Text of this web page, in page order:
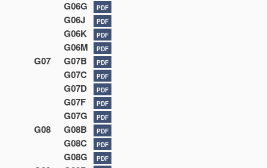
G06G PDF
G06J PDF
G06K PDF
G06M PDF
G07 G07B PDF
G07C PDF
G07D PDF
G07F PDF
G07G PDF
G08 G08B PDF
G08C PDF
G08G PDF